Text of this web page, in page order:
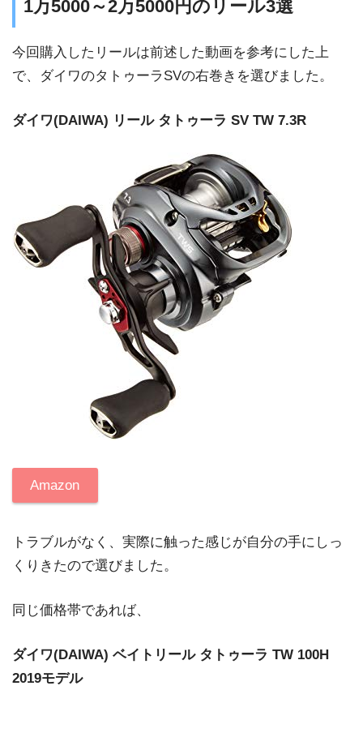
1万5000～2万5000円のリール3選
今回購入したリールは前述した動画を参考にした上
で、ダイワのタトゥーラSVの右巻きを選びました。
ダイワ(DAIWA) リール タトゥーラ SV TW 7.3R
Amazon
トラブルがなく、実際に触った感じが自分の手にしっ
くりきたので選びました。
同じ価格帯であれば、
ダイワ(DAIWA) ベイトリール タトゥーラ TW 100H
2019モデル